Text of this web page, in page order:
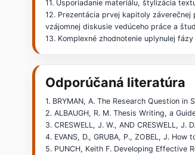
11. Usporiadanie materiálu, štylizácia
12. Prezentácia prvej kapitoly
vzájomnej diskusie vedúceho práce a
13. Komplexné zhodnotenie uplynulej
Odporúčaná literatúra
1. BRYMAN, A. The Research Question
2. ALBAUGH, R. M. Thesis Writing, a
3. CRESWELL, J. W., AND CRESWELL,
4. EVANS, D., GRUBA, P., ZOBEL, J.
5. PUNCH, Keith F. Developing Effective